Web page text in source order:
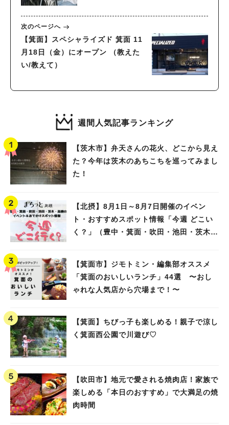
次のページへ
【箕面】スペシャライズド 箕面 11
月18日（金）にオープン （教えた
い/教えて）
週間人気記事ランキング
【茨木市】弁天さんの花火、どこから見え
た？今年は茨木のあちこちを巡ってみまし
た！
【北摂】8月1日～8月7日開催のイベン
ト・おすすめスポット情報「今週 どこい
く？」（豊中・箕面・吹田・池田・茨木・
【箕面市】ジモトミン・編集部オススメ
「箕面のおいしいランチ」44選 〜おし
ゃれな人気店から穴場まで！〜
【箕面】ちびっ子も楽しめる！親子で涼し
く箕面西公園で川遊び♡
【吹田市】地元で愛される焼肉店！家族で
楽しめる「本日のおすすめ」で大満足の焼
肉時間